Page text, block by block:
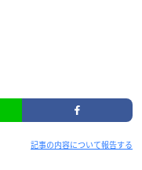
記事の内容について報告する